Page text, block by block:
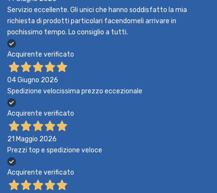
Servizio eccellente. Gli unici che hanno soddisfatto la mia
richiesta di prodotti particolari facendomeli arrivare in
pochissimo tempo. Lo consiglio a tutti.
Acquirente verificato
04 Giugno 2026
Spedizione velocissima prezzo eccezionale
Acquirente verificato
21 Maggio 2026
Prezzi top e spedizione veloce
Acquirente verificato